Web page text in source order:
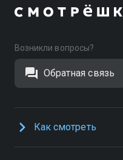
Возникли вопросы?
Обратная связь
Как смотреть